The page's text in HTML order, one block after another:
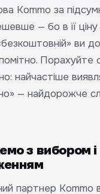
Kommo за
— бо в її
ви
Порахуйте
найчастіше
— найдорожче
з вибором і
партнер Kommo